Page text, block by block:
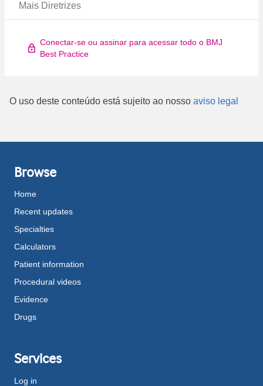
Mais Diretrizes
Conectar-se ou assinar para acessar todo o BMJ
Best Practice
O uso deste conteúdo está sujeito ao nosso aviso legal
Browse
Home
Recent updates
Specialties
Calculators
Patient information
Procedural videos
Evidence
Drugs
Services
Log in